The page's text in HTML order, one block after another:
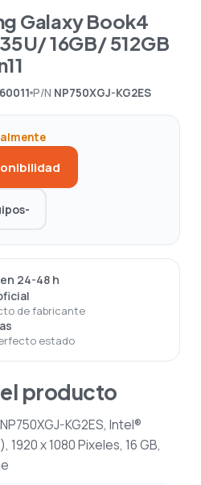
Galaxy Book4
16GB/ 512GB
P/N NP750XGJ-KG2ES
24-48 h
de fabricante
estado
producto
KG2ES, Intel®
x 1080 Pixeles, 16 GB,